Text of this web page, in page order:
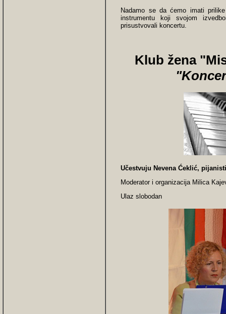
Nadamo se da ćemo imati
instrumentu koji svojom
prisustvovali koncertu.
Klub žena
"
Učestvuju Nevena Ćeklić,
Moderator i organizacija Milica
Ulaz slobodan